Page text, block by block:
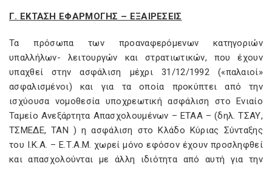
Γ. ΕΚΤΑΣΗ ΕΦΑΡΜΟΓΗΣ – ΕΞΑΙΡΕΣΕΙΣ
Τα πρόσωπα των προαναφερόμενων κατηγοριών
υπαλλήλων- λειτουργών και στρατιωτικών, που έχουν
υπαχθεί στην ασφάλιση μέχρι 31/12/1992 («παλαιοί»
ασφαλισμένοι) και για τα οποία προκύπτει από την
ισχύουσα νομοθεσία υποχρεωτική ασφάλιση στο Ενιαίο
Ταμείο Ανεξάρτητα Απασχολουμένων – ΕΤΑΑ – (δηλ. ΤΣΑΥ,
ΤΣΜΕΔΕ, TAN ) η ασφάλιση στο Κλάδο Κύριας Σύνταξης
του Ι.Κ.Α. – Ε.Τ.A.M. χωρεί μόνο εφόσον έχουν προσληφθεί
και απασχολούνται με άλλη ιδιότητα από αυτή για την